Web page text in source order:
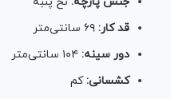
قد کار: ۶۹ سانتی‌متر
دور سینه: ۱۰۴ سانتی‌متر
کشسانی: کم